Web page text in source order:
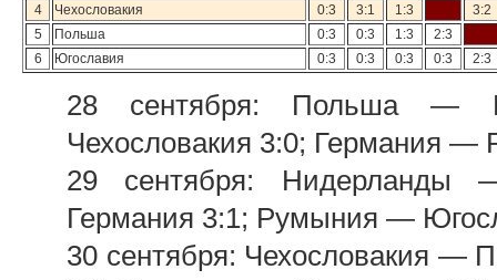
4
Чехословакия 0:3 3:1 1:3
3:2
5
Польша 0:3 0:3 1:3
2:3
6
Югославия 0:3 0:3 0:3 0:3 2:3
28 сентября: Польша —
Чехословакия 3:0; Германия —
29 сентября:
Германия 3:1; Румыния —
30 сентября: Чехословакия